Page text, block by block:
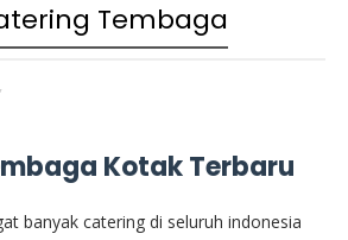
Tembaga
Kotak Terbaru
banyak catering di seluruh indonesia